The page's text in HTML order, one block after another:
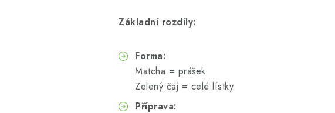
Základní rozdíly:
Forma:
Matcha = prášek
Zelený čaj = celé lístky
Příprava: